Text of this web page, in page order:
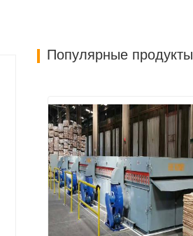
Популярные продукты